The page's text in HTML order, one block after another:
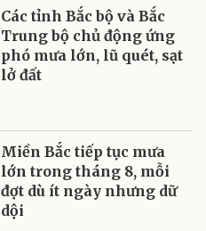
Các tỉnh Bắc bộ và Bắc
Trung bộ chủ động ứng
phó mưa lớn, lũ quét, sạt
lở đất
Miền Bắc tiếp tục mưa
lớn trong tháng 8, mỗi
đợt dù ít ngày nhưng dữ
dội